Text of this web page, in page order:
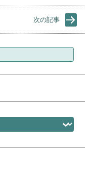
次の記事